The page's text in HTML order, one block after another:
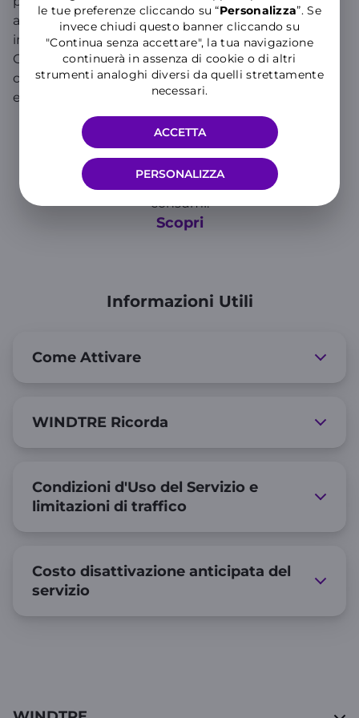
le tue preferenze cliccando su “Personalizza”. Se
invece chiudi questo banner cliccando su
"Continua senza accettare", la tua navigazione
continuerà in assenza di cookie o di altri
strumenti analoghi diversi da quelli strettamente
necessari.
PERSONALIZZA
ACCETTA
attese, 24 ore su 24 e 7 giorni su 7, e minuti
internazionali per chiamare l'Estero senza pensieri!.
Grazie alla formula Easy Pay, inoltre, paghi
comodamente con carte di credito, conto corrente
e carte conto e ti dimentichi della Ricarica!
Ti potrebbe interessare anche
il piano tariffario Easy: paghi solo quello che
consumi.
Scopri
Informazioni Utili
Come Attivare
WINDTRE Ricorda
Condizioni d'Uso del Servizio e
limitazioni di traffico
Costo disattivazione anticipata del
servizio